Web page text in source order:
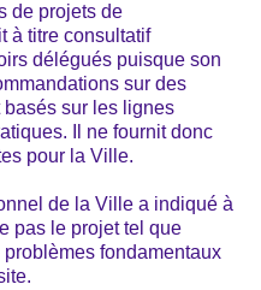
de projets de
à titre consultatif
délégués puisque son
sur des
sur les lignes
Il ne fournit donc
pour la Ville.
de la Ville a indiqué à
pas le projet tel que
fondamentaux